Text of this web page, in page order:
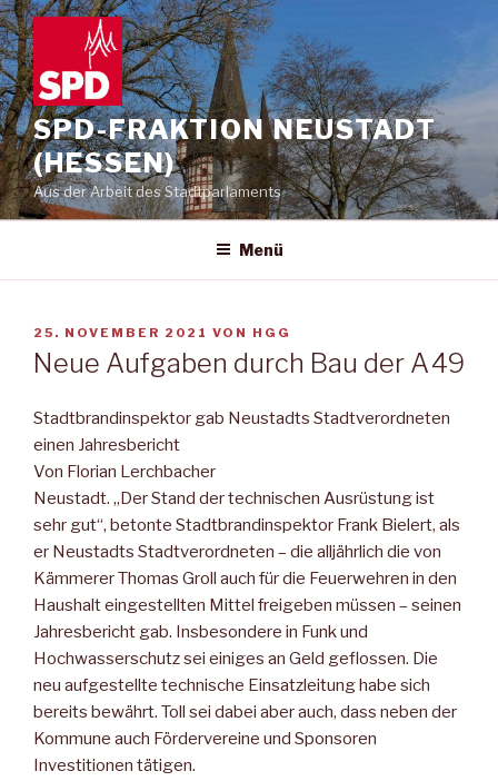
Zum
Inhalt
springen
SPD-FRAKTION NEUSTADT
(HESSEN)
Aus der Arbeit des Stadtparlaments
Menü
VERÖFFENTLICHT
AM
25. NOVEMBER 2021 VON HGG
Neue Aufgaben durch Bau der A 49
Stadtbrandinspektor gab Neustadts Stadtverordneten
einen Jahresbericht
Von Florian Lerchbacher
Neustadt. „Der Stand der technischen Ausrüstung ist
sehr gut“, betonte Stadtbrandinspektor Frank Bielert, als
er Neustadts Stadtverordneten – die alljährlich die von
Kämmerer Thomas Groll auch für die Feuerwehren in den
Haushalt eingestellten Mittel freigeben müssen – seinen
Jahresbericht gab. Insbesondere in Funk und
Hochwasserschutz sei einiges an Geld geflossen. Die
neu aufgestellte technische Einsatzleitung habe sich
bereits bewährt. Toll sei dabei aber auch, dass neben der
Kommune auch Fördervereine und Sponsoren
Investitionen tätigen.